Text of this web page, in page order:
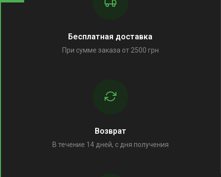
Бесплатная доставка
При сумме заказа от 2500 грн
Возврат
В течение 14 дней, с дня получения